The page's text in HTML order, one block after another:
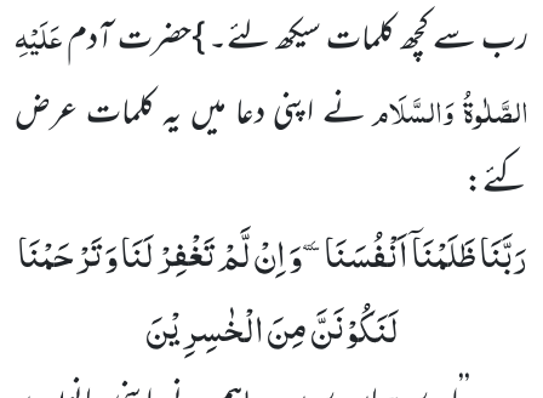
رب سے کچھ کلمات سیکھ لئے۔ }حضرت آدمعَلَیْہِ
الصَّلٰوۃُ وَالسَّلَامنے اپنی دعا میں یہ کلمات عرض
کئے:
رَبَّنَا ظَلَمْنَاۤ اَنْفُسَنَاٚ- وَ اِنْ لَّمْ تَغْفِرْ لَنَا وَ تَرْحَمْنَا
لَنَكُوْنَنَّ مِنَ الْخٰسِرِیْنَ